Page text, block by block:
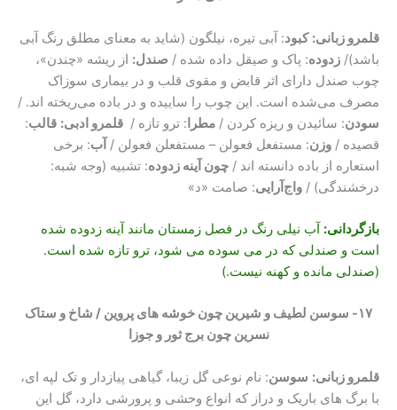
قلمرو زبانی: کبود: آبی تیره، نیلگون (شاید به معنای مطلق رنگ آبی
باشد)/ زدوده: پاک و صیقل داده شده / صندل: از ریشه «چندن»،
چوب صندل دارای اثر قابض و مقوی قلب و در بیماری سوزاک
مصرف می‌شده است. این چوب را ساییده و در باده می‌ریخته اند. /
سودن: سائیدن و ریزه کردن / مطرا : ترو تازه / قلمرو ادبی: قالب:
قصیده / وزن: مستفعل فعولن – مستفعلن فعولن / آب: برخی
استعاره از باده دانسته اند / چون آینه زدوده: تشبیه (وجه شبه:
درخشندگی) / واج‌آرایی: صامت «د»
بازگردانی: آب نیلی رنگ در فصل زمستان مانند آینه زدوده شده
است و صندلی که در می سوده می شود، ترو تازه شده است.
(صندلی مانده و کهنه نیست.)
۱۷- سوسن لطیف و شیرین چون خوشه های پروین / شاخ و ستاک
نسرین چون برج ثور و جوزا
قلمرو زبانی: سوسن: نام نوعی گل زیبا، گیاهی پیازدار و تک لپه ای،
با برگ های باریک و دراز که انواع وحشی و پرورشی دارد، گل این